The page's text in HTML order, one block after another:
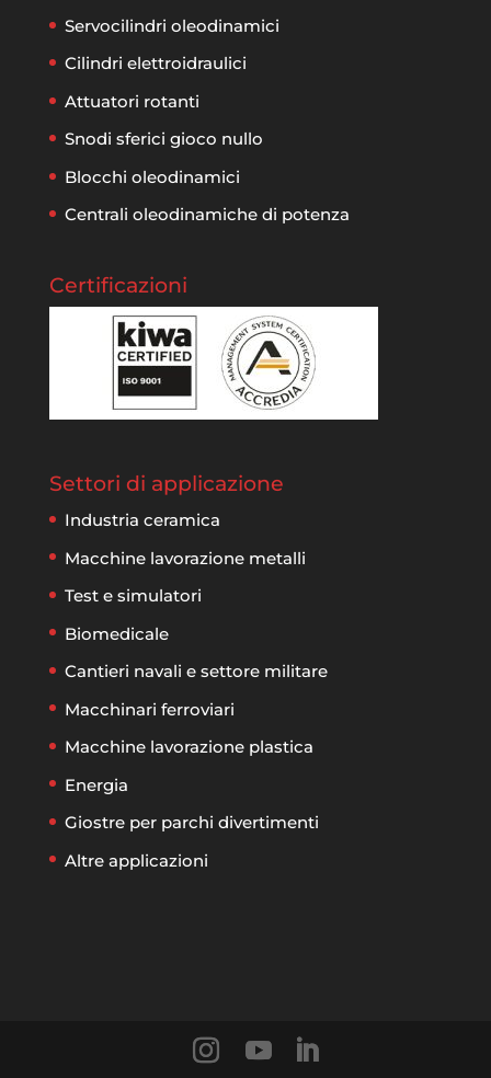
Servocilindri oleodinamici
Cilindri elettroidraulici
Attuatori rotanti
Snodi sferici gioco nullo
Blocchi oleodinamici
Centrali oleodinamiche di potenza
Certificazioni
Settori di applicazione
Industria ceramica
Macchine lavorazione metalli
Test e simulatori
Biomedicale
Cantieri navali e settore militare
Macchinari ferroviari
Macchine lavorazione plastica
Energia
Giostre per parchi divertimenti
Altre applicazioni